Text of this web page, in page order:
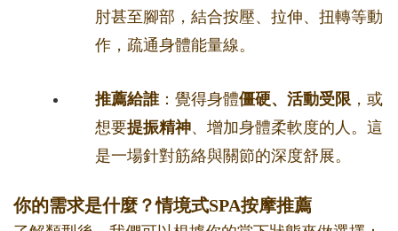
肘甚至腳部，結合按壓、拉伸、扭轉等動
作，疏通身體能量線。
推薦給誰：覺得身體僵硬、活動受限 ，或
想要提振精神、增加身體柔軟度的人。這
是一場針對筋絡與關節的深度舒展。
你的需求是什麼？情境式SPA按摩推薦